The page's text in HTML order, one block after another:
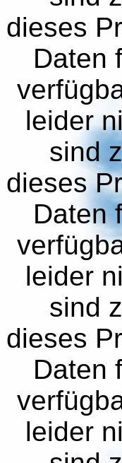
dieses
Daten
leider
sind
dieses
Daten
leider
sind
dieses
Daten
leider